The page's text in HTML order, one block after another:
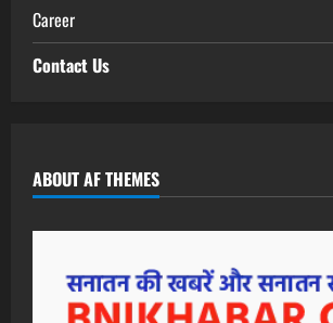
Career
Contact Us
ABOUT AF THEMES